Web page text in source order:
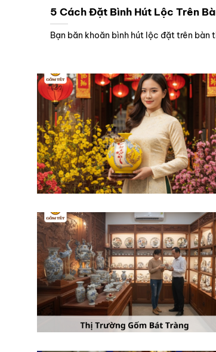
5 Cách Đặt Bình Hút Lộc Trên
Bạn băn khoăn bình hút lộc đặt trên bàn